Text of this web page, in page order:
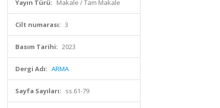
Yayın Türü: Makale / Tam Makale
Cilt numarası: 3
Basım Tarihi: 2023
Dergi Adı: ARMA
Sayfa Sayıları: ss.61-79